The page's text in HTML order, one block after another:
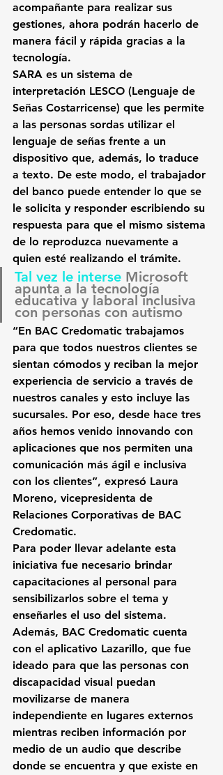
acompañante para realizar sus
gestiones, ahora podrán hacerlo de
manera fácil y rápida gracias a la
tecnología.
SARA es un sistema de
interpretación LESCO (Lenguaje de
Señas Costarricense) que les permite
a las personas sordas utilizar el
lenguaje de señas frente a un
dispositivo que, además, lo traduce
a texto. De este modo, el trabajador
del banco puede entender lo que se
le solicita y responder escribiendo su
respuesta para que el mismo sistema
de lo reproduzca nuevamente a
quien esté realizando el trámite.
Tal vez le interse Microsoft
apunta a la tecnología
educativa y laboral inclusiva
con personas con autismo
“En BAC Credomatic trabajamos
para que todos nuestros clientes se
sientan cómodos y reciban la mejor
experiencia de servicio a través de
nuestros canales y esto incluye las
sucursales. Por eso, desde hace tres
años hemos venido innovando con
aplicaciones que nos permiten una
comunicación más ágil e inclusiva
con los clientes”, expresó Laura
Moreno, vicepresidenta de
Relaciones Corporativas de BAC
Credomatic.
Para poder llevar adelante esta
iniciativa fue necesario brindar
capacitaciones al personal para
sensibilizarlos sobre el tema y
enseñarles el uso del sistema.
Además, BAC Credomatic cuenta
con el aplicativo Lazarillo, que fue
ideado para que las personas con
discapacidad visual puedan
movilizarse de manera
independiente en lugares externos
mientras reciben información por
medio de un audio que describe
donde se encuentra y que existe en